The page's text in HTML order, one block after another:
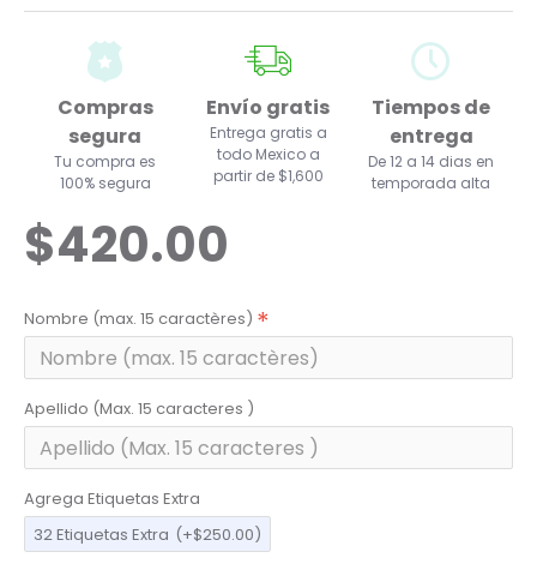
Compras
segura
Tu compra es
100% segura
Envío gratis
Entrega gratis a
todo Mexico a
partir de $1,600
Tiempos de
entrega
De 12 a 14 dias en
temporada alta
$420.00
Nombre (max. 15 caractères)
Apellido (Max. 15 caracteres )
Agrega Etiquetas Extra
32 Etiquetas Extra (+$250.00)